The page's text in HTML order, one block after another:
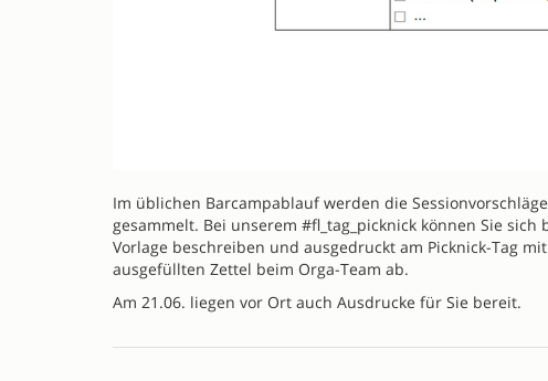
Im üblichen Barcampablauf werden die
gesammelt. Bei unserem #fl_tag_picknick können Sie
Vorlage beschreiben und ausgedruckt am Picknick-Tag
ausgefüllten Zettel beim Orga-Team ab.
Am 21.06. liegen vor Ort auch Ausdrucke für Sie bereit.